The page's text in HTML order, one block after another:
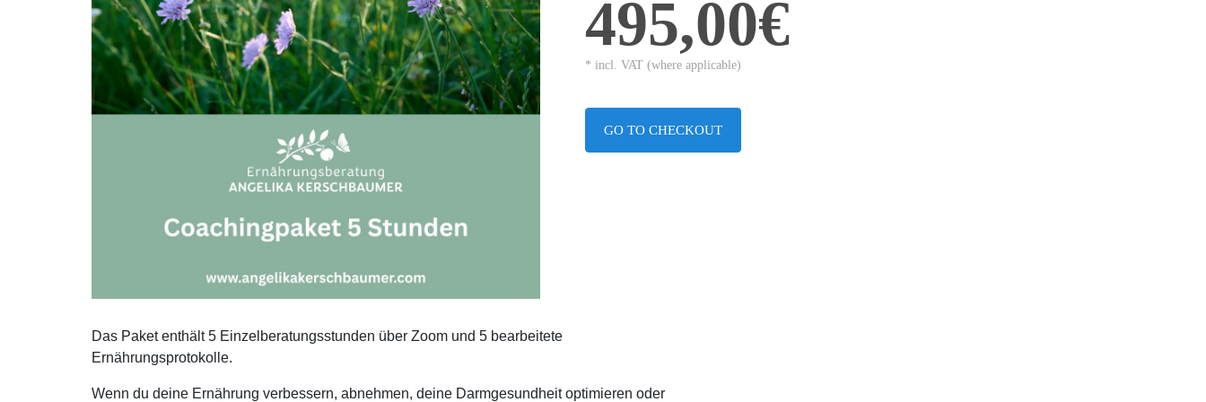
495,00€
* incl. VAT (where applicable)
GO TO CHECKOUT
Das Paket enthält 5 Einzelberatungsstunden über Zoom und 5 bearbeitete
Ernährungsprotokolle.
Wenn du deine Ernährung verbessern, abnehmen, deine Darmgesundheit optimieren oder